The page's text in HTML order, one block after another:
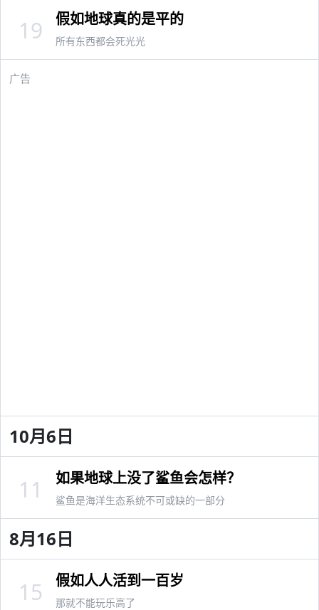
假如地球真的是平的
所有东西都会死光光
19
广告
10月6日
如果地球上没了鲨鱼会怎样？
鲨鱼是海洋生态系统不可或缺的一部分
11
8月16日
假如人人活到一百岁
那就不能玩乐高了
15